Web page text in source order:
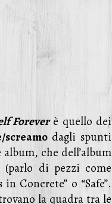
Foreverè quello dei
screamo dagli spunti
che dell’album
di pezzi come
Concrete” o “Safe”.
la quadra tra le